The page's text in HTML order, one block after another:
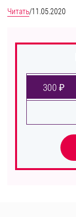
Читать/11.05.2020
300 ₽